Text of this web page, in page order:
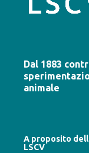
Dal 1883
animale
A proposito
LSCV